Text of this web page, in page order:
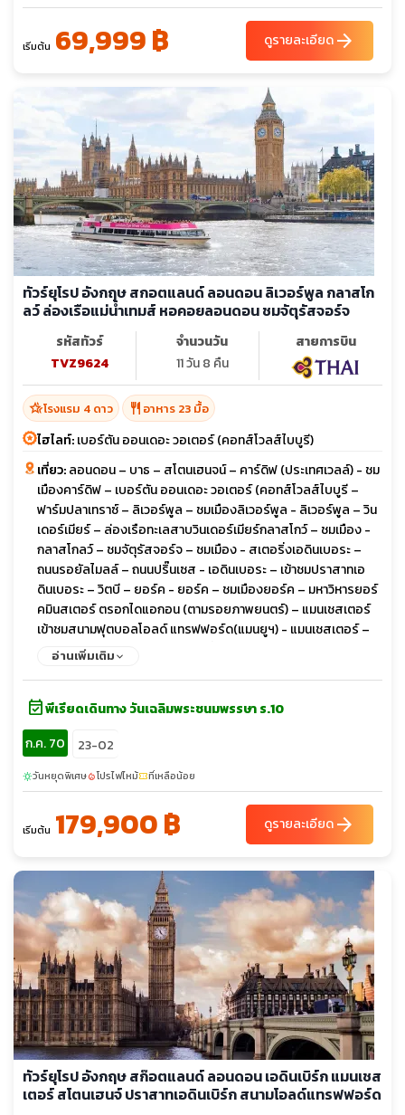
เริ่มต้น 69,999 ฿ ดูรายละเอียดarrow_forward
ทัวร์ยุโรป อังกฤษ สกอตแลนด์ ลอนดอน ลิเวอร์พูล กลาสโก
ลว์ ล่องเรือแม่น้ำเทมส์ หอคอยลอนดอน ชมจัตุรัสจอร์จ
รหัสทัวร์
TVZ9624
จำนวนวัน
11 วัน 8 คืน
สายการบิน
hotel_classโรงแรม 4 ดาว restaurant อาหาร 23 มื้อ
ไฮไลท์:เบอร์ตัน ออนเดอะ วอเตอร์ (คอทส์โวลส์ไบบูรี)
เที่ยว:ลอนดอน – บาธ – สโตนเฮนจน์ – คาร์ดิฟ (ประเทศเวลล์) - ชม
เมืองคาร์ดิฟ – เบอร์ตัน ออนเดอะ วอเตอร์ (คอทส์โวลส์ไบบูรี –
ฟาร์มปลาเทราซ์ – ลิเวอร์พูล – ชมเมืองลิเวอร์พูล - ลิเวอร์พูล – วิน
เดอร์เมียร์ – ล่องเรือทะเลสาบวินเดอร์เมียร์กลาสโกว์ – ชมเมือง -
กลาสโกลว์ – ชมจัตุรัสจอร์จ – ชมเมือง - สเตอริ่งเอดินเบอระ –
ถนนรอยัลไมลล์ – ถนนปริ๊นเซส - เอดินเบอระ – เข้าชมปราสาทเอ
ดินเบอระ – วิตบี – ยอร์ค - ยอร์ค – ชมเมืองยอร์ค – มหาวิหารยอร์
คมินสเตอร์ ตรอกไดแอกอน (ตามรอยภาพยนตร์) – แมนเชสเตอร์
เข้าชมสนามฟุตบอลโอลด์ แทรฟฟอร์ด(แมนยูฯ) - แมนเชสเตอร์ –
สแตทฟอร์ด อพอน เอวอน – ช้อปปิ้งเอาท์เลต - ลอนดอน - เข้าชม
ลอนดอน – ชมมหานครลอนดอนชิมเป็ดย่างโฟร์ซีซั่น – ช้อปปิ้งถนนอ๊
อกฟอร์ด
อ่านเพิ่มเติม
event_availableพีเรียดเดินทาง วันเฉลิมพระชนมพรรษา ร.10
ก.ค. 70
23-02
sunnyวันหยุดพิเศษlocal_fire_departmentโปรไฟไหม้confirmation_numberที่เหลือน้อย
เริ่มต้น 179,900 ฿ ดูรายละเอียดarrow_forward
ทัวร์ยุโรป อังกฤษ สก๊อตแลนด์ ลอนดอน เอดินเบิร์ก แมนเชส
เตอร์ สโตนเฮนจ์ ปราสาทเอดินเบิร์ก สนามโอลด์แทรฟฟอร์ด